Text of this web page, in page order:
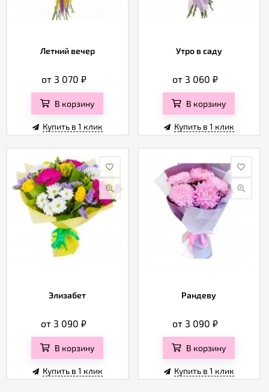
Летний вечер
от 3 070 ₽
В корзину
Купить в 1 клик
Утро в саду
от 3 060₽
В корзину
Купить в 1 клик
Элизабет
от 3 090₽
В корзину
Купить в 1 клик
Рандеву
от 3 090₽
В корзину
Купить в 1 клик